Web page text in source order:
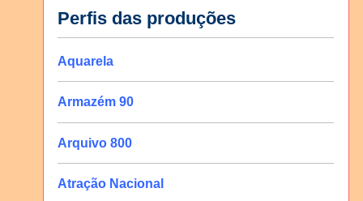
Perfis das produções
Aquarela
Armazém 90
Arquivo 800
Atração Nacional